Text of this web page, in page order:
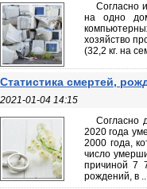
Согласно
на одно
хозяйство
(32,2 кг. на
Статистика смертей,
2021-01-04 14:15
Согласно
2020 года
2000 года,
число
причиной 7
рождений, в